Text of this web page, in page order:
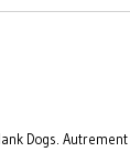
Dogs.